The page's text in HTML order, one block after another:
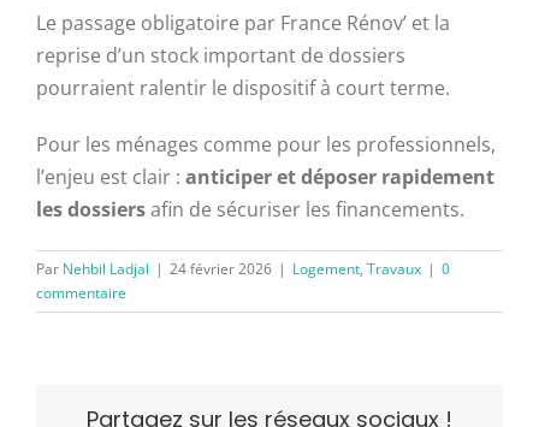
Le passage obligatoire par France Rénov’ et la
reprise d’un stock important de dossiers
pourraient ralentir le dispositif à court terme.
Pour les ménages comme pour les professionnels,
l’enjeu est clair : anticiper et déposer rapidement
les dossiersafin de sécuriser les financements.
Par Nehbil Ladjal | 24 février 2026 | Logement, Travaux | 0
commentaire
Partagez sur les réseaux sociaux !